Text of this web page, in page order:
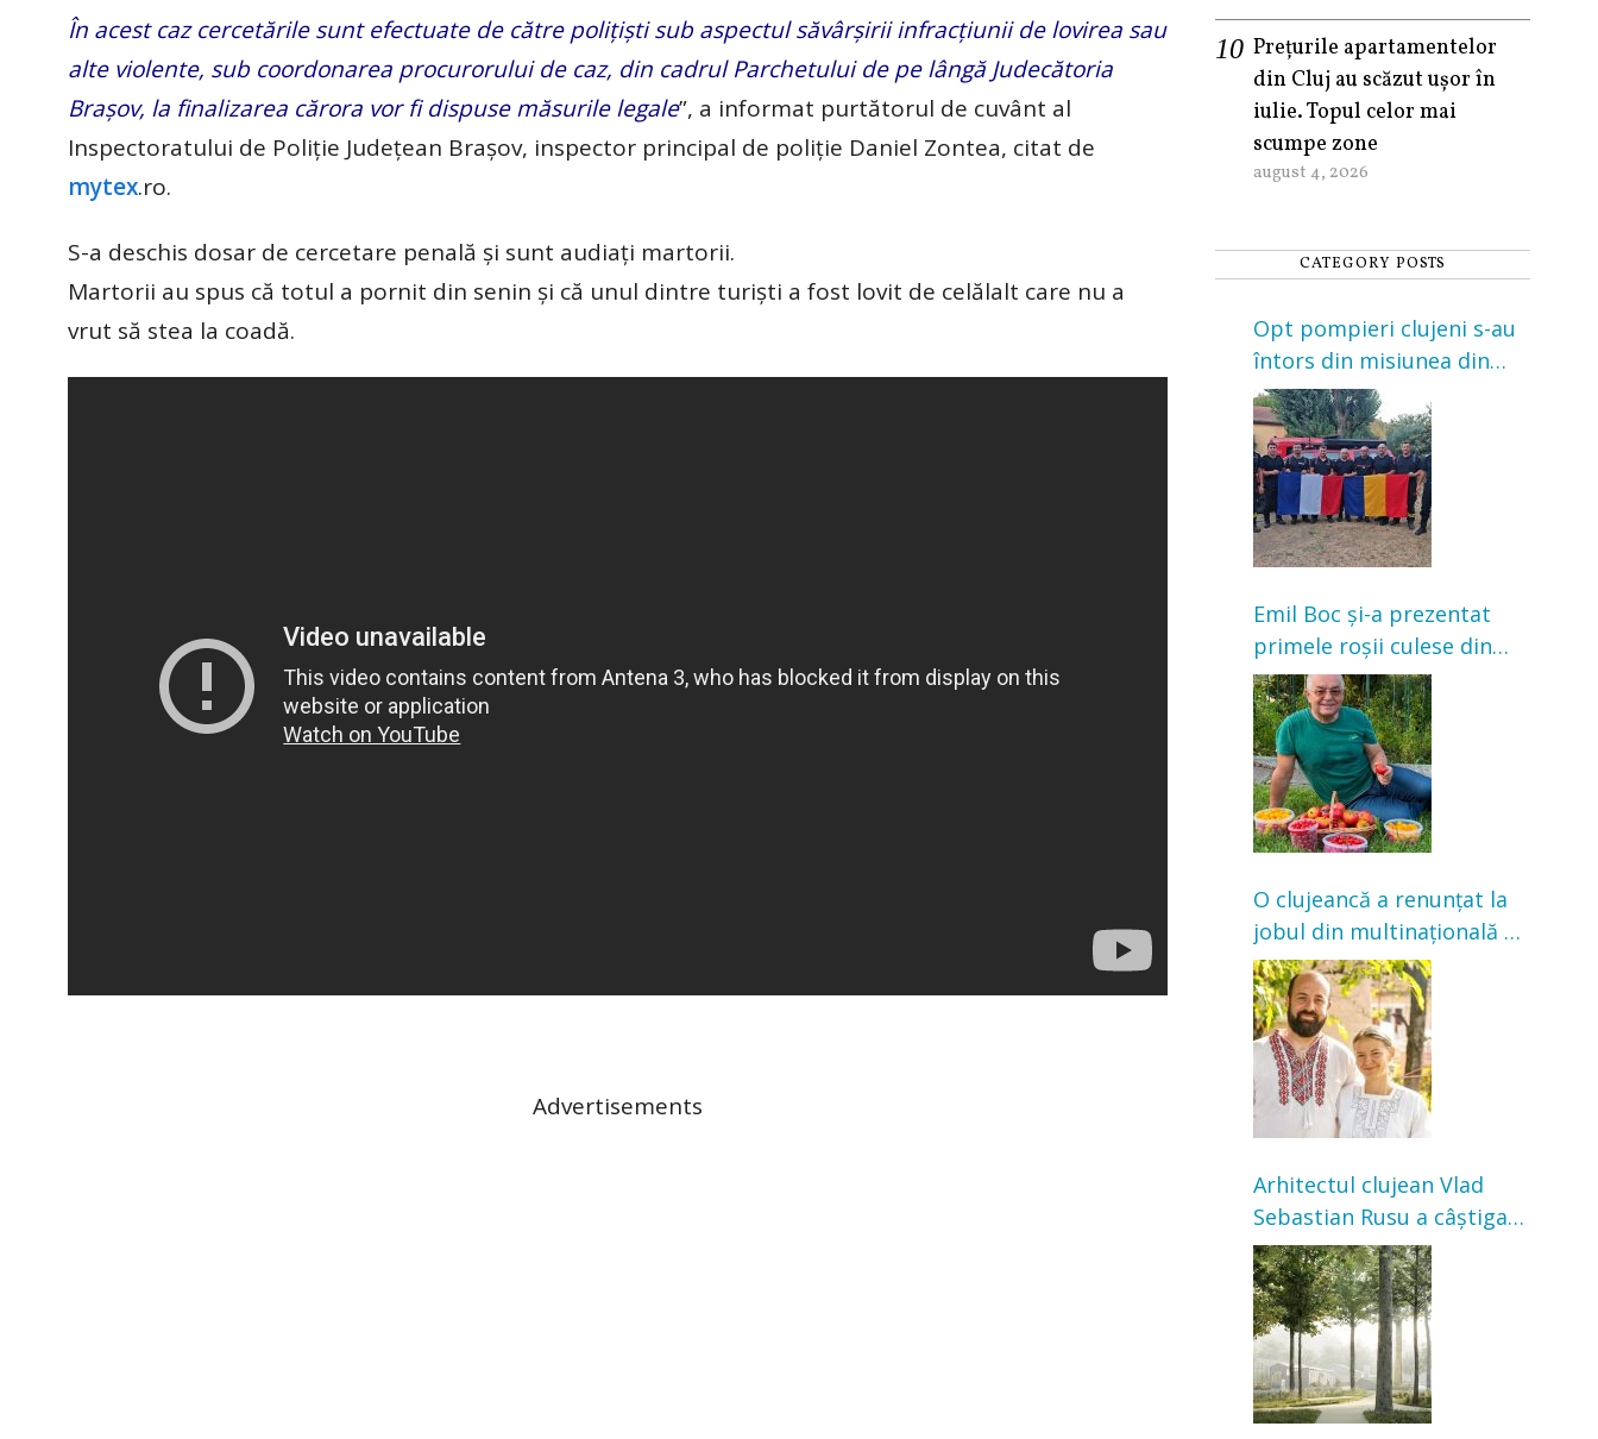
În acest caz cercetările sunt efectuate de către polițiști sub aspectul săvârșirii infracțiunii de lovirea sau
alte violente, sub coordonarea procurorului de caz, din cadrul Parchetului de pe lângă Judecătoria
Brașov, la finalizarea cărora vor fi dispuse măsurile legale”, a informat purtătorul de cuvânt al
Inspectoratului de Poliție Județean Brașov, inspector principal de poliție Daniel Zontea, citat de
mytex.ro.
S-a deschis dosar de cercetare penală și sunt audiați martorii.
Martorii au spus că totul a pornit din senin și că unul dintre turiști a fost lovit de celălalt care nu a
vrut să stea la coadă.
Advertisements
Prețurile apartamentelor
din Cluj au scăzut ușor în
iulie. Topul celor mai
scumpe zone
august 4, 2026
CATEGORY POSTS
Opt pompieri clujeni s-au
întors din misiunea din
Franța. Au intervenit la
incendii de vegetație și
pădure
Emil Boc și-a prezentat
primele roșii culese din
grădină: „Niciun magazin
nu poate oferi această
satisfacție”
O clujeancă a renunțat la
jobul din multinațională și
s-a mutat la țară. Acum
cultivă legume în grădina
bunicilor
Arhitectul clujean Vlad
Sebastian Rusu a câștigat
concursul pentru
transformarea Grădinii
Casei Universitarilor